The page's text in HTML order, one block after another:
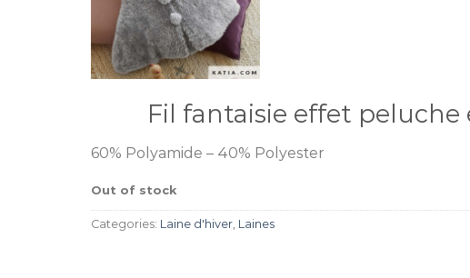
Fil fantaisie effet
60% Polyamide – 40% Polyester
Out of stock
Categories: Laine d'hiver, Laines